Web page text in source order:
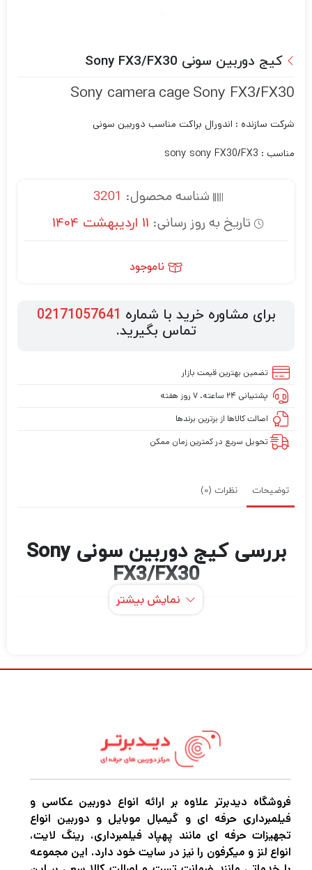
کیج دوربین سونی Sony FX3/FX30
Sony camera cage Sony FX3/FX30
شرکت سازنده : اندورال براکت مناسب دوربین سونی
مناسب : sony sony FX30/FX3
شناسه محصول: 3201
تاریخ به روز رسانی: 11 اردیبهشت 1404
ناموجود
برای مشاوره خرید با شماره 02171057641
تماس بگیرید.
تضمین بهترین قیمت بازار
پشتیبانی ۲۴ ساعته، ۷ روز هفته
اصالت کالاها از برترین برندها
تحویل سریع در کمترین زمان ممکن
توضیحات نظرات (0)
بررسی کیج دوربین سونی Sony
FX3/FX30
عکاسی را ارائه می‌دهد. در این توضیحات جامع،
به بررسی ویژگی‌ها، مزایا و کاربردهای این کیج
دوربین می‌پردازیم.
ویژگی‌های برجسته
1. ساختار مقاوم و سبک
نمایش بیشتر
فروشگاه دیدبرتر علاوه بر ارائه انواع دوربین عکاسی و
فیلمبرداری حرفه ای و گیمبال موبایل و دوربین انواع
تجهیزات حرفه ای مانند پهپاد فیلمبرداری، رینگ لایت،
انواع لنز و میکرفون را نیز در سایت خود دارد. این مجموعه